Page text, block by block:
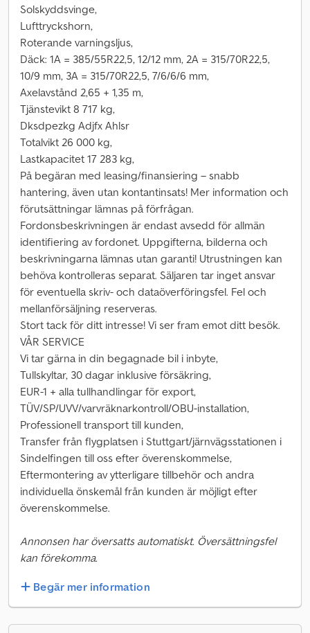
Solskyddsvinge,
Lufttryckshorn,
Roterande varningsljus,
Däck: 1A = 385/55R22,5, 12/12 mm, 2A = 315/70R22,5,
10/9 mm, 3A = 315/70R22,5, 7/6/6/6 mm,
Axelavstånd 2,65 + 1,35 m,
Tjänstevikt 8 717 kg,
Dksdpezkg Adjfx Ahlsr
Totalvikt 26 000 kg,
Lastkapacitet 17 283 kg,
På begäran med leasing/finansiering – snabb
hantering, även utan kontantinsats! Mer information och
förutsättningar lämnas på förfrågan.
Fordonsbeskrivningen är endast avsedd för allmän
identifiering av fordonet. Uppgifterna, bilderna och
beskrivningarna lämnas utan garanti! Utrustningen kan
behöva kontrolleras separat. Säljaren tar inget ansvar
för eventuella skriv- och dataöverföringsfel. Fel och
mellanförsäljning reserveras.
Stort tack för ditt intresse! Vi ser fram emot ditt besök.
VÅR SERVICE
Vi tar gärna in din begagnade bil i inbyte,
Tullskyltar, 30 dagar inklusive försäkring,
EUR-1 + alla tullhandlingar för export,
TÜV/SP/UVV/varvräknarkontroll/OBU-installation,
Professionell transport till kunden,
Transfer från flygplatsen i Stuttgart/järnvägsstationen i
Sindelfingen till oss efter överenskommelse,
Eftermontering av ytterligare tillbehör och andra
individuella önskemål från kunden är möjligt efter
överenskommelse.
Annonsen har översatts automatiskt. Översättningsfel
kan förekomma.
Begär mer information